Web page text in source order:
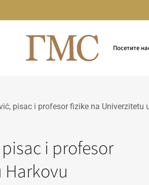
Посетите
pisac i profesor fizike na Univerzitetu
i profesor